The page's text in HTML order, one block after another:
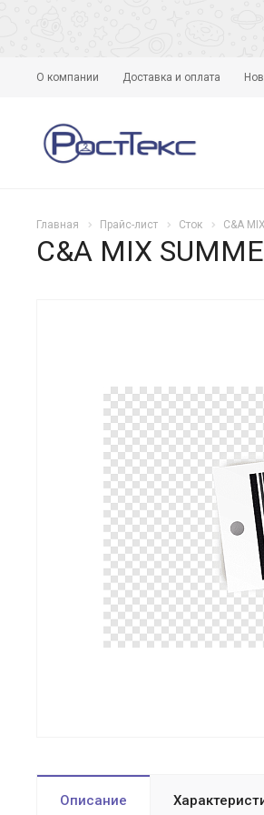
О компании Доставка и оплата
Главная Прайс-лист Сток C&A
C&A MIX
Описание